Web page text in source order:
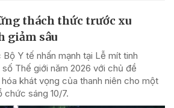
thách thức trước xu
giảm sâu
Y tế nhấn mạnh tại Lễ mít tinh
Thế giới năm 2026 với chủ đề
khát vọng của thanh niên cho một
chức sáng 10/7.